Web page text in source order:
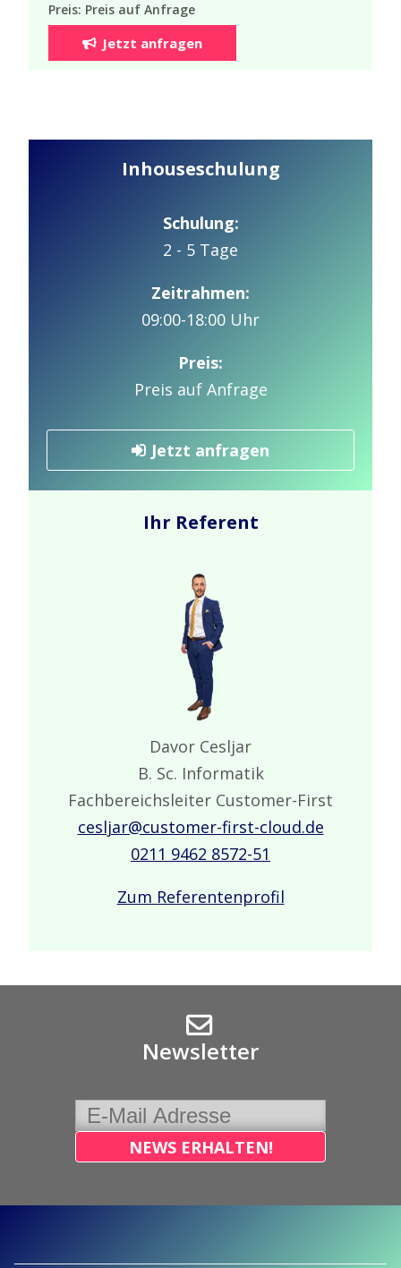
Preis: Preis auf Anfrage
Jetzt anfragen
Inhouseschulung
Schulung:
2 - 5 Tage
Zeitrahmen:
09:00-18:00 Uhr
Preis:
Preis auf Anfrage
Jetzt anfragen
Ihr Referent
Davor Cesljar
B. Sc. Informatik
Fachbereichsleiter Customer-First
cesljar@customer-first-cloud.de
0211 9462 8572-51
Zum Referentenprofil
Newsletter